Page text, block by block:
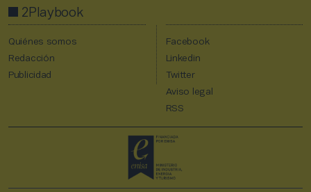
2Playbook
Quiénes somos
Redacción
Publicidad
Facebook
Linkedin
Twitter
Aviso legal
RSS